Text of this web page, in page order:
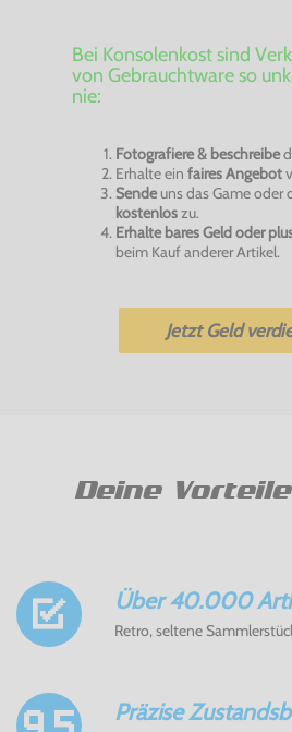
Bei Konsolenkost sind
von Gebrauchtware so
nie:
Fotografiere & beschreibe
Erhalte ein faires Angebot
Sendeuns das Game oder
kostenloszu.
Erhalte bares Geld oder
beim Kauf anderer Artikel.
Jetzt Geld
Deine
Über 40.000
Retro, seltene
Präzise